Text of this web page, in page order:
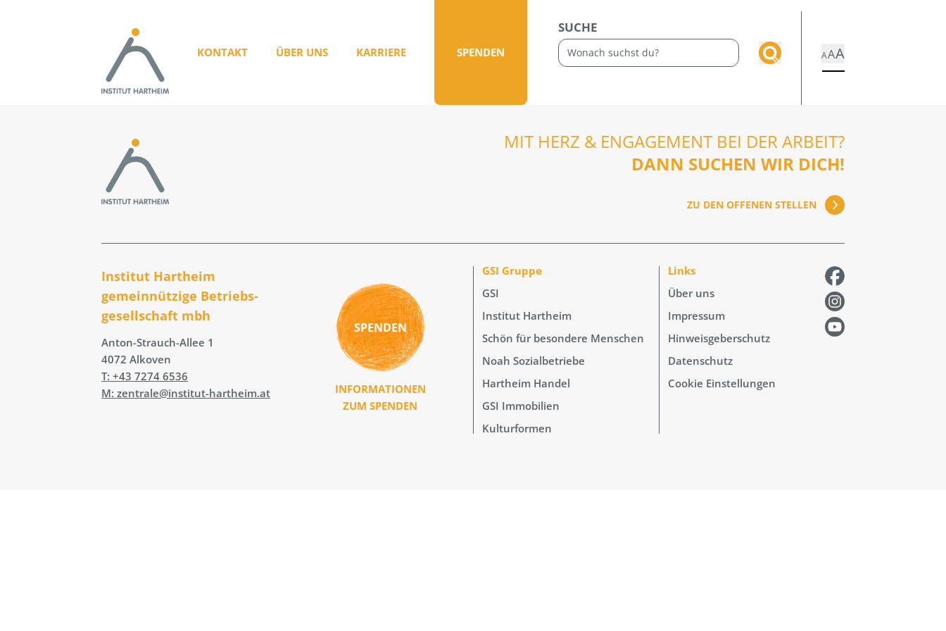
KONTAKT ÜBER UNS KARRIERE SPENDEN
SUCHE
AAA
MIT HERZ & ENGAGEMENT BEI DER ARBEIT?
DANN SUCHEN WIR DICH!
ZU DEN OFFENEN STELLEN
Institut Hartheim
gemeinnützige Betriebs­
gesellschaft mbh
Anton-Strauch-Allee 1
4072 Alkoven
T: +43 7274 6536
M: zentrale@institut-hartheim.at
SPENDEN
INFORMATIONEN
ZUM SPENDEN
GSI Gruppe
GSI
Institut Hartheim
Schön für besondere Menschen
Noah Sozialbetriebe
Hartheim Handel
GSI Immobilien
Kulturformen
Links
Über uns
Impressum
Hinweisgeberschutz
Datenschutz
Cookie Einstellungen